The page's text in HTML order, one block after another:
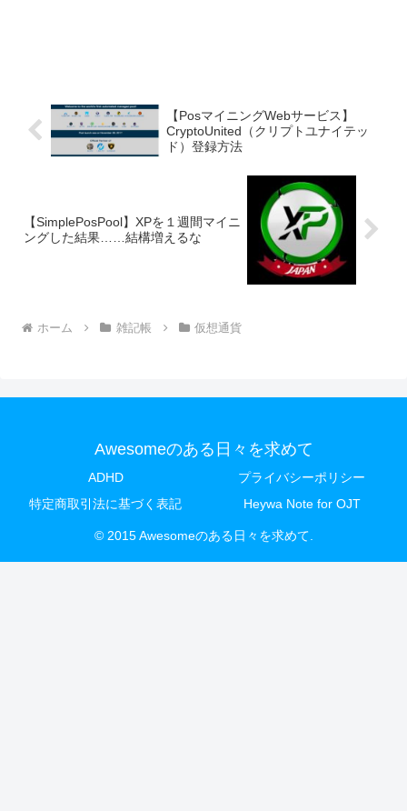
【PosマイニングWebサービス】
CryptoUnited（クリプトユナイテッ
ド）登録方法
【SimplePosPool】XPを１週間マイニ
ングした結果……結構増えるな
ホーム 雑記帳 仮想通貨
Awesomeのある日々を求めて
ADHD
プライバシーポリシー
特定商取引法に基づく表記
Heywa Note for OJT
© 2015 Awesomeのある日々を求めて.